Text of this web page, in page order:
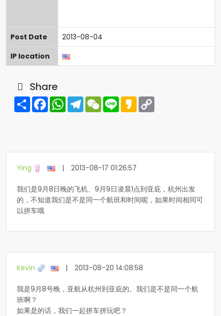
Post Date
2013-08-04
IP location
Share
Share FacebookWhatsAppTelegramWeChat
Line Kakao
Ying | 2013-08-17 01:26:57
我们是9月8日晚的飞机、9月9日凌晨1点到亚庇，杭州出发
的，不知道我们是不是同一个航班和时间呢，如果时间相同可
以拼车哦
Kevin | 2013-08-20 14:08:58
我是9月8号晚，亚航从杭州到亚庇的。我们是不是同一个航
班啊？
如果是的话，我们一起拼车拼玩吧？